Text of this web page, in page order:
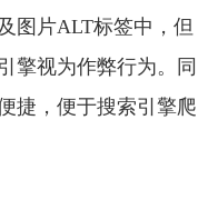
图片ALT标签中，但
擎视为作弊行为。同
捷，便于搜索引擎爬